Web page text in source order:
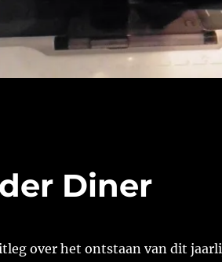
Diner
over het ontstaan van dit